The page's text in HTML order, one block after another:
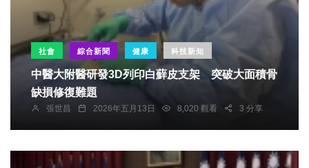
社會 綜合新聞 健康 科技新知
中醫大附醫研發3D列印白蘚皮支架 突破大面積骨
缺損修復難題
張世昌 2026年五月13日 8,020 觀看 3 分享